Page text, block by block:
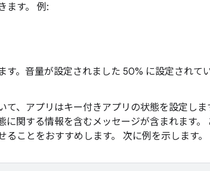
ます。 例:
す。音量が設定されました 50% に設定されて
て、アプリはキー付きアプリの状態を設定し
関する情報を含むメッセージが含まれます。
ことをおすすめします。 次に例を示します。